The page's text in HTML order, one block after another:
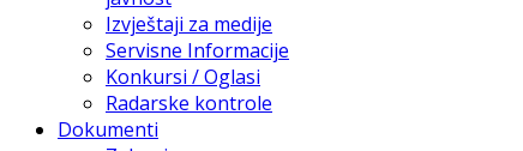
Izvještaji za medije
Servisne Informacije
Konkursi / Oglasi
Radarske kontrole
Dokumenti